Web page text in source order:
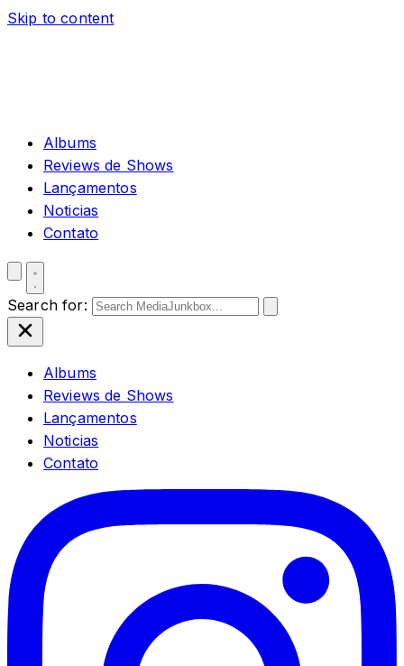
Skip to content
Albums
Reviews de Shows
Lançamentos
Noticias
Contato
Search for:
Albums
Reviews de Shows
Lançamentos
Noticias
Contato